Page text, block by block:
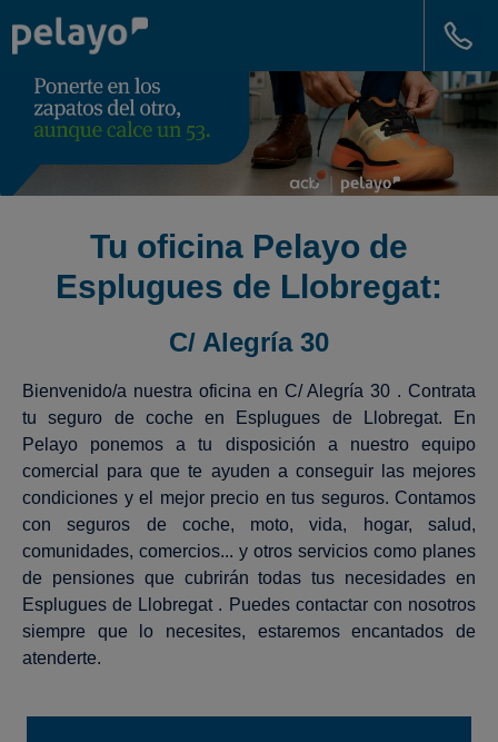
Tu oficina Pelayo de
Esplugues de Llobregat:
C/ Alegría 30
Bienvenido/a nuestra oficina en C/ Alegría 30 . Contrata
tu seguro de coche en Esplugues de Llobregat. En
Pelayo ponemos a tu disposición a nuestro equipo
comercial para que te ayuden a conseguir las mejores
condiciones y el mejor precio en tus seguros. Contamos
con seguros de coche, moto, vida, hogar, salud,
comunidades, comercios... y otros servicios como planes
de pensiones que cubrirán todas tus necesidades en
Esplugues de Llobregat . Puedes contactar con nosotros
siempre que lo necesites, estaremos encantados de
atenderte.